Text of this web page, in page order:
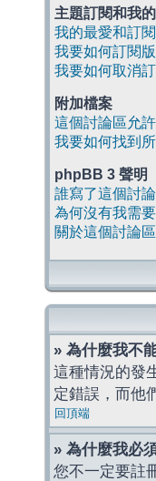
主題訂閱和我
我的最愛和訂
我要如何訂閱
我要如何取消
附加檔案
這個討論區允
我要如何找到
phpBB 3 聲明
誰寫了這個討
為何沒有我需
關於這個討論
» 為什麼我不
這種情況的發
定錯誤，而他
回頂端
» 為什麼我必
您不一定要註